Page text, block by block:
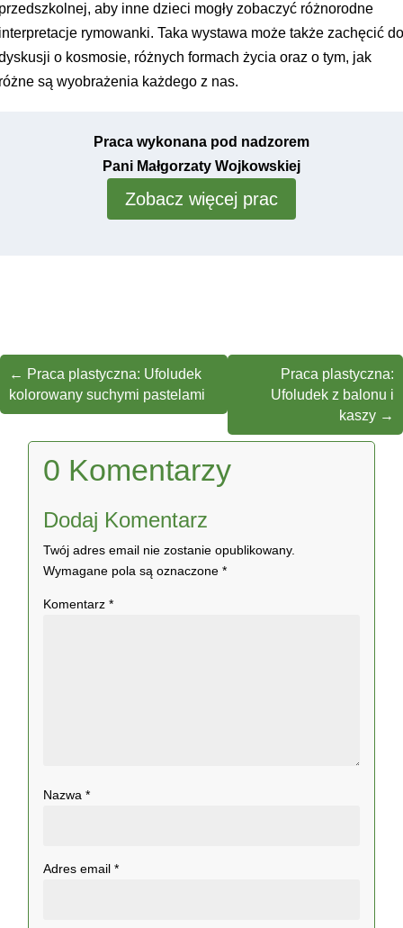
aby inne dzieci mogły zobaczyć różnorodne
rymowanki. Taka wystawa może także zachęcić
o kosmosie, różnych formach życia oraz o tym, jak
są wyobrażenia każdego z nas.
Praca wykonana pod nadzorem
Pani Małgorzaty Wojkowskiej
Zobacz więcej prac
← Praca plastyczna: Ufoludek
kolorowany suchymi pastelami
Praca plastyczna:
Ufoludek z balonu i
kaszy →
0 Komentarzy
Dodaj Komentarz
Twój adres email nie zostanie opublikowany.
Wymagane pola są oznaczone*
Komentarz*
Nazwa*
Adres email*